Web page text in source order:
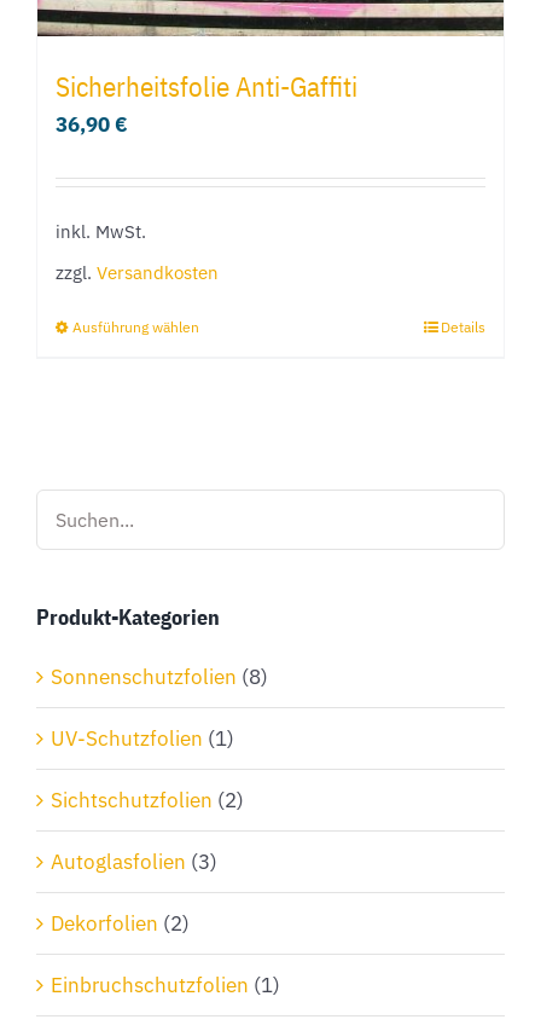
Sicherheitsfolie Anti-Gaffiti
36,90€
inkl. MwSt.
zzgl. Versandkosten
Ausführung wählen
Die
können
Produktseite
gewählt
werden
Details
Produkt-Kategorien
Sonnenschutzfolien (8)
UV-Schutzfolien (1)
Sichtschutzfolien (2)
Autoglasfolien (3)
Dekorfolien (2)
Einbruchschutzfolien (1)